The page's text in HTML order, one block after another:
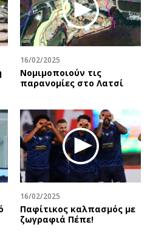
Οικονομία
Γενικά
Αναδρομές
Περιβάλλον
Γυναίκα
Showbiz
Ταξίδια
Συνταγές
Έξοδος
Media
Εκπομπές
16/02/2025
Νομιμοποιούν τις
παρανομίες στο Λατσί
16/02/2025
Παφίτικος καλπασμός με
ζωγραφιά Πέπε!